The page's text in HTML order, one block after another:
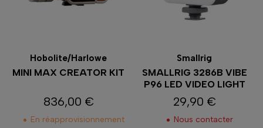
Hobolite/Harlowe
MINI MAX CREATOR KIT
Prix
836,00 €
En réapprovisionnement
Smallrig
SMALLRIG 3286B VIBE
P96 LED VIDEO LIGHT
Prix
29,90 €
Nous contacter